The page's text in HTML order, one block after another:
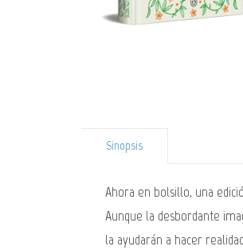
Sinopsis
Ahora en bolsillo, una
Aunque la desbordante
la ayudarán a hacer